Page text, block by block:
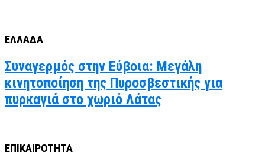
ΕΛΛΑΔΑ
Συναγερμός στην Εύβοια: Μεγάλη
κινητοποίηση της Πυροσβεστικής για
πυρκαγιά στο χωριό Λάτας
ΕΠΙΚΑΙΡΟΤΗΤΑ